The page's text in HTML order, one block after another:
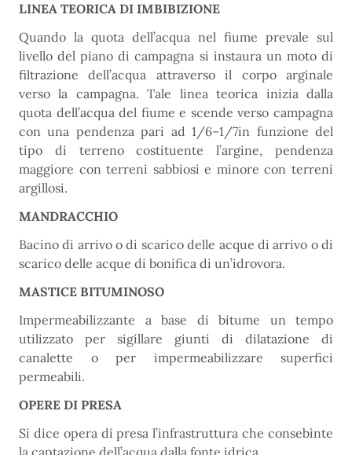
LINEA TEORICA DI IMBIBIZIONE
Quando la quota dell’acqua nel fiume prevale sul
livello del piano di campagna si instaura un moto di
filtrazione dell’acqua attraverso il corpo arginale
verso la campagna. Tale linea teorica inizia dalla
quota dell’acqua del fiume e scende verso campagna
con una pendenza pari ad 1/6–1/7in funzione del
tipo di terreno costituente l’argine, pendenza
maggiore con terreni sabbiosi e minore con terreni
argillosi.
MANDRACCHIO
Bacino di arrivo o di scarico delle acque di arrivo o di
scarico delle acque di bonifica di un’idrovora.
MASTICE BITUMINOSO
Impermeabilizzante a base di bitume un tempo
utilizzato per sigillare giunti di dilatazione di
canalette o per impermeabilizzare superfici
permeabili.
OPERE DI PRESA
Si dice opera di presa l’infrastruttura che consebìnte
la captazione dell’acqua dalla fonte idrica.